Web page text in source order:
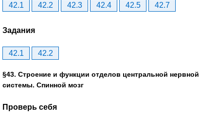
42.1 42.2 42.3 42.4 42.5 42.7
Задания
42.1 42.2
§43. Строение и функции отделов центральной нервной
системы. Спинной мозг
Проверь себя